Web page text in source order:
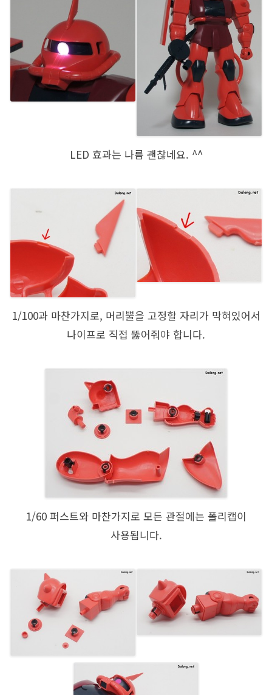
LED 효과는 나름 괜찮네요. ^^
1/100과 마찬가지로, 머리뿔을 고정할 자리가 막혀있어서
나이프로 직접 뚫어줘야 합니다.
1/60 퍼스트와 마찬가지로 모든 관절에는 폴리캡이
사용됩니다.